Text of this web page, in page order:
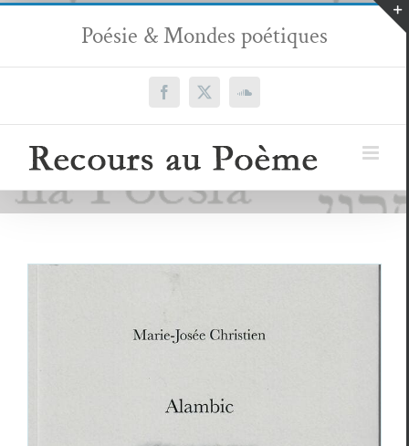
Passer
contenu
Poésie & Mondes poétiques
Facebook
X SoundCloud